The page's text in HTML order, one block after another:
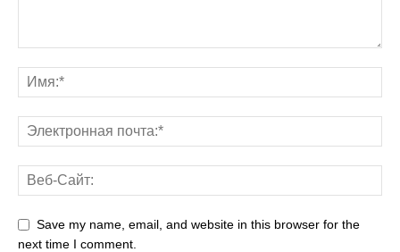
Save my name, email, and website in this browser for the
next time I comment.